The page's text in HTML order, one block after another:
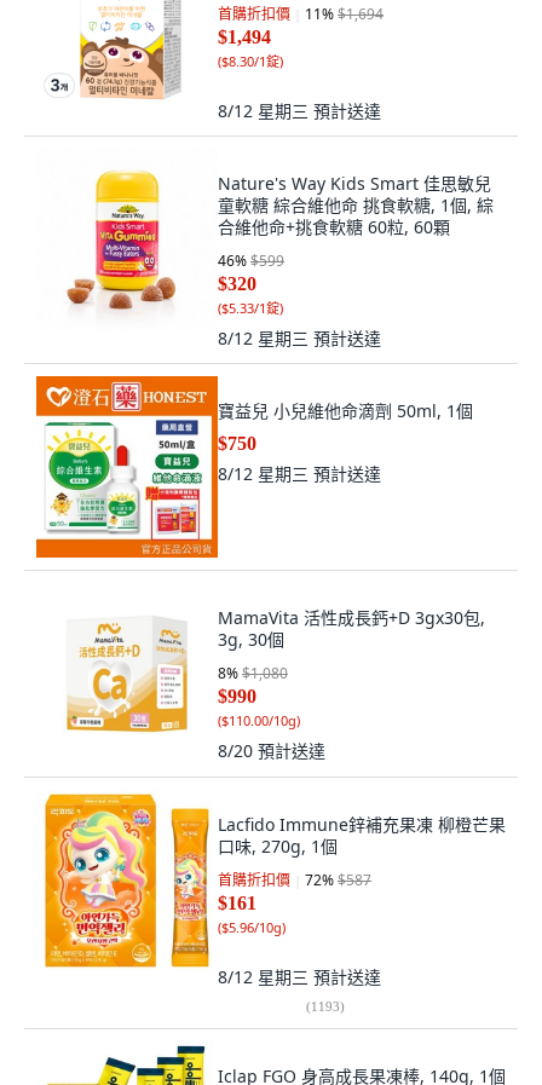
首購折扣價 11%$1,694
$1,494
($8.30/1錠)
8/12 星期三 預計送達
Nature's Way Kids Smart 佳思敏兒
童軟糖 綜合維他命 挑食軟糖, 1個, 綜
合維他命+挑食軟糖 60粒, 60顆
46%$599
$320
($5.33/1錠)
8/12 星期三 預計送達
寶益兒 小兒維他命滴劑 50ml, 1個
$750
8/12 星期三 預計送達
MamaVita 活性成長鈣+D 3gx30包,
3g, 30個
8%$1,080
$990
($110.00/10g)
8/20 預計送達
Lacfido Immune鋅補充果凍 柳橙芒果
口味, 270g, 1個
首購折扣價 72%$587
$161
($5.96/10g)
8/12 星期三 預計送達
(1193)
Iclap FGO 身高成長果凍棒, 140g, 1個